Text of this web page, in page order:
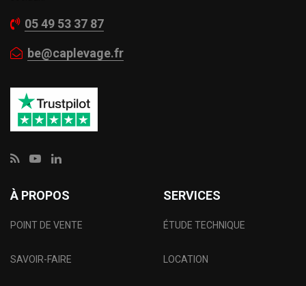
05 49 53 37 87
be@caplevage.fr
À PROPOS
POINT DE VENTE
SAVOIR-FAIRE
SERVICES
ÉTUDE TECHNIQUE
LOCATION